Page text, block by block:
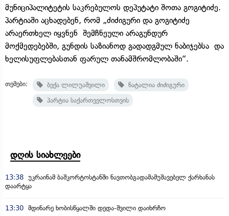
მუნიციპალიტეტის საკრებულოს დეპუტატი შოთა გოგიტიძე.
პარტიაში აცხადებენ, რომ „ძიძიგური და გოგიტიძე
არაერთხელ იყვნენ შემჩნეული არაგუნდურ
მოქმედებებში, გუნდის საზიანოდ გადადგმულ ნაბიჯებსა და
ხელისუფლებასთან ფარულ თანამშრომლობაში“.
თემები: ბექა ლილუაშვილი
ნატალია ძიძიგური
პარტია საქართველოსთვის
დღის სიახლეები
13:38 უკრაინამ ბაშკორტოსტანში ნავთობგადამამუშავებელ ქარხანას
დაარტყა
13:30 მდინარე ხობისწყალში დედა-შვილი დაიხრჩო